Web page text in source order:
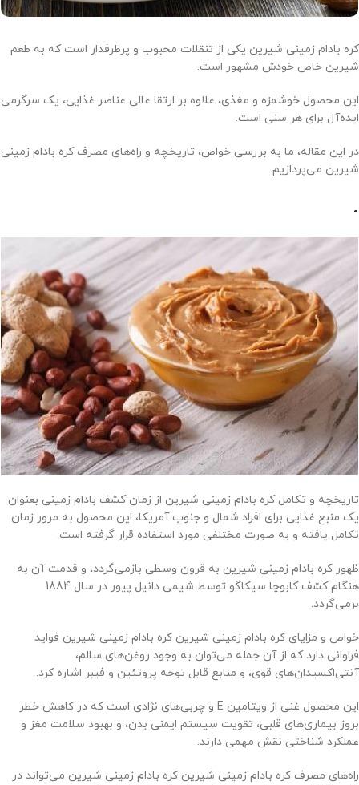
کره بادام زمینی شیرین یکی از تنقلات محبوب و پرطرفدار است که به طعم
شیرین خاص خودش مشهور است.
این محصول خوشمزه و مغذی، علاوه بر ارتقا عالی عناصر غذایی، یک سرگرمی
ایده‌آل برای هر سنی است.
در این مقاله، ما به بررسی خواص، تاریخچه و راه‌های مصرف کره بادام زمینی
شیرین می‌پردازیم.
.
تاریخچه و تکامل کره بادام زمینی شیرین از زمان کشف بادام زمینی بعنوان
یک منبع غذایی برای افراد شمال و جنوب آمریکا، این محصول به مرور زمان
تکامل یافته و به صورت مختلفی مورد استفاده قرار گرفته است.
ظهور کره بادام زمینی شیرین به قرون وسطی بازمی‌گردد، و قدمت آن به
هنگام کشف کابوچا سیکاگو توسط شیمی دانیل پیور در سال 1884
برمی‌گردد.
خواص و مزایای کره بادام زمینی شیرین کره بادام زمینی شیرین فواید
فراوانی دارد که از آن جمله می‌توان به وجود روغن‌های سالم،
آنتی‌اکسیدان‌های قوی، و منابع قابل توجه پروتئین و فیبر اشاره کرد.
این محصول غنی از ویتامین E و چربی‌های نژادی است که در کاهش خطر
بروز بیماری‌های قلبی، تقویت سیستم ایمنی بدن، و بهبود سلامت مغز و
عملکرد شناختی نقش مهمی دارند.
راه‌های مصرف کره بادام زمینی شیرین کره بادام زمینی شیرین می‌تواند در